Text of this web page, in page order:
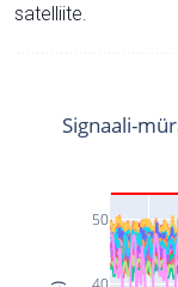
satelliite.
50
Signaali-